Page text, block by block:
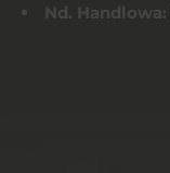
Nd. Handlowa: